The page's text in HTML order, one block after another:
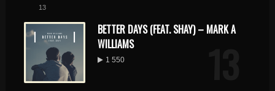
13
BETTER DAYS (FEAT. SHAY) – MARK A
WILLIAMS
1 550